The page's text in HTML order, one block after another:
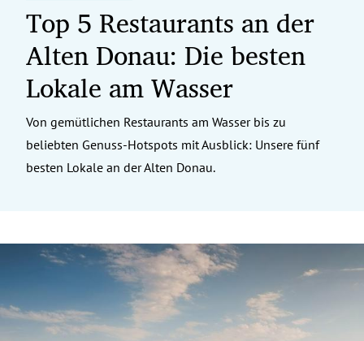
Top 5 Restaurants an der
Alten Donau: Die besten
Lokale am Wasser
Von gemütlichen Restaurants am Wasser bis zu
beliebten Genuss-Hotspots mit Ausblick: Unsere fünf
besten Lokale an der Alten Donau.